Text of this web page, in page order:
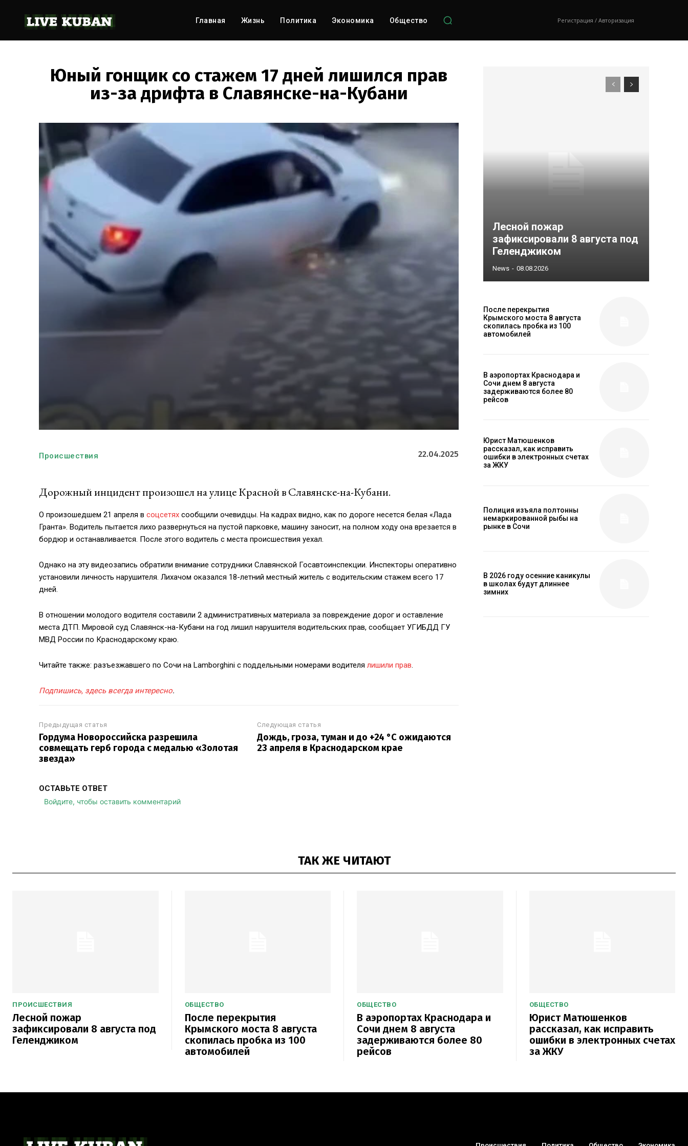
Главная Жизнь Политика Экономика Общество Регистрация / Авторизация
Юный гонщик со стажем 17 дней лишился прав
из-за дрифта в Славянске-на-Кубани
Происшествия 22.04.2025
Дорожный инцидент произошел на улице Красной в Славянске-на-Кубани.
О произошедшем 21 апреля в соцсетях сообщили очевидцы. На кадрах видно, как по дороге несется белая «Лада
Гранта». Водитель пытается лихо развернуться на пустой парковке, машину заносит, на полном ходу она врезается в
бордюр и останавливается. После этого водитель с места происшествия уехал.
Однако на эту видеозапись обратили внимание сотрудники Славянской Госавтоинспекции. Инспекторы оперативно
установили личность нарушителя. Лихачом оказался 18-летний местный житель с водительским стажем всего 17
дней.
В отношении молодого водителя составили 2 административных материала за повреждение дорог и оставление
места ДТП. Мировой суд Славянск-на-Кубани на год лишил нарушителя водительских прав, сообщает УГИБДД ГУ
МВД России по Краснодарскому краю.
Читайте также: разъезжавшего по Сочи на Lamborghini с поддельными номерами водителя лишили прав.
Подпишись, здесь всегда интересно.
Предыдущая статья
Гордума Новороссийска разрешила
совмещать герб города с медалью «Золотая
звезда»
Следующая статья
Дождь, гроза, туман и до +24 °С ожидаются
23 апреля в Краснодарском крае
ОСТАВЬТЕ ОТВЕТ
Войдите, чтобы оставить комментарий
Лесной пожар
зафиксировали 8 августа под
Геленджиком
News - 08.08.2026
После перекрытия
Крымского моста 8 августа
скопилась пробка из 100
автомобилей
В аэропортах Краснодара и
Сочи днем 8 августа
задерживаются более 80
рейсов
Юрист Матюшенков
рассказал, как исправить
ошибки в электронных счетах
за ЖКУ
Полиция изъяла полтонны
немаркированной рыбы на
рынке в Сочи
В 2026 году осенние каникулы
в школах будут длиннее
зимних
ТАК ЖЕ ЧИТАЮТ
ПРОИСШЕСТВИЯ
Лесной пожар
зафиксировали 8 августа под
Геленджиком
ОБЩЕСТВО
После перекрытия
Крымского моста 8 августа
скопилась пробка из 100
автомобилей
ОБЩЕСТВО
В аэропортах Краснодара и
Сочи днем 8 августа
задерживаются более 80
рейсов
ОБЩЕСТВО
Юрист Матюшенков
рассказал, как исправить
ошибки в электронных счетах
за ЖКУ